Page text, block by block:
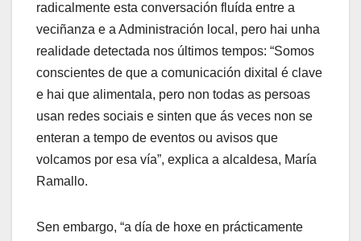
radicalmente esta conversación fluída entre a
veciñanza e a Administración local, pero hai unha
realidade detectada nos últimos tempos: “Somos
conscientes de que a comunicación dixital é clave
e hai que alimentala, pero non todas as persoas
usan redes sociais e sinten que ás veces non se
enteran a tempo de eventos ou avisos que
volcamos por esa vía”, explica a alcaldesa, María
Ramallo.
Sen embargo, “a día de hoxe en prácticamente